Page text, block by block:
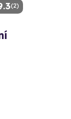
(2)